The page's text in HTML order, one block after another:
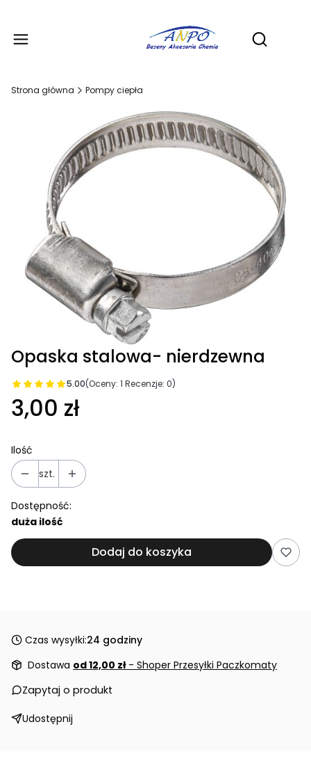
Otwórz
Strona główna Pompy ciepła
Opaska stalowa- nierdzewna
5.00(Oceny: 1 Recenzje: 0)
3,00 zł
Ilość
szt.
Dostępność:
duża ilość
Dodaj do koszyka
Czas wysyłki:24 godziny
Dostawa od 12,00 zł - Shoper Przesyłki Paczkomaty
Zapytaj o produkt
Udostępnij